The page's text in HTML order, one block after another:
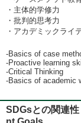
・主体的学修力
・批判的思考力
・アカデミックライ
-Basics of case
-Proactive learning
-Critical Thinking
-Basics of academic
SDGsとの関連